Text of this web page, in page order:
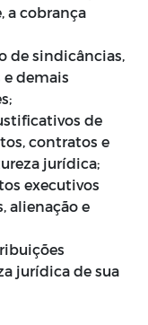
a cobrança
de sindicâncias,
demais
de
contratos e
jurídica;
executivos
alienação e
jurídica de sua